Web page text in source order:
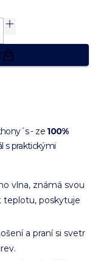
- ze 100%
s praktickými
vlna, známá svou
teplotu, poskytuje
a praní si svetr